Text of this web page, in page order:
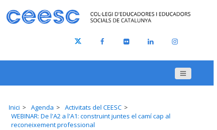
Inici Agenda
Activitats del CEESC
WEBINAR: De l'A2 a l'A1: construint juntes el camí cap al
reconeixement professional